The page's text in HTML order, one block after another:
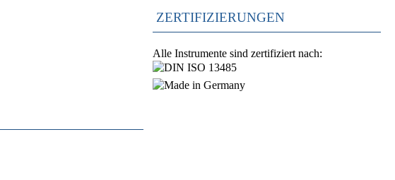
ZERTIFIZIERUNGEN
Alle Instrumente sind zertifiziert nach: